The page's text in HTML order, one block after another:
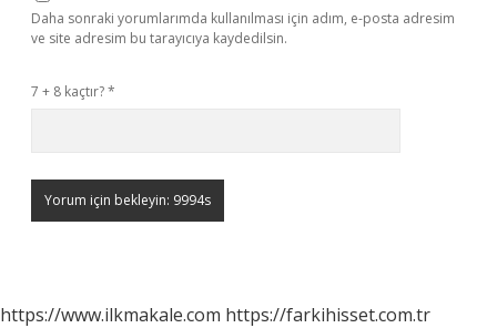
Daha sonraki yorumlarımda kullanılması için adım, e-posta adresim
ve site adresim bu tarayıcıya kaydedilsin.
7 + 8 kaçtır?*
https://www.ilkmakale.com https://farkihisset.com.tr